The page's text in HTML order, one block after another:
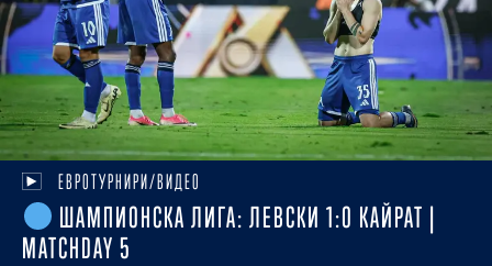
ЕВРОТУРНИРИ/ВИДЕО
ШАМПИОНСКА ЛИГА: ЛЕВСКИ 1:0 КАЙРАТ |
MATCHDAY 5